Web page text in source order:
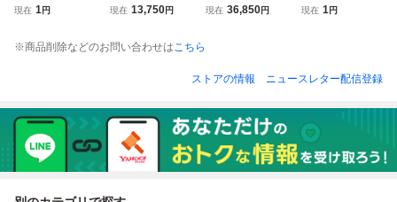
料無料！ ラドー R
ー） メンズ 2342
現在 1円
料無料！ エルメス
00
現在 13,750円
料無料！ カシオ C
現在 36,850円
料無料！ 松徳硝子
現在 1円
※商品削除などのお問い合わせはこちら
ストアの情報 ニュースレター配信登録